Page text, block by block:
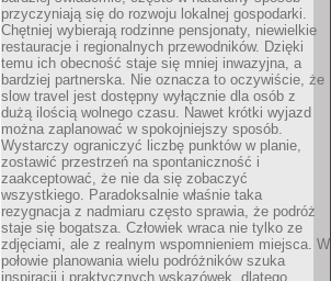
przyczyniają się do rozwoju lokalnej gospodarki.
Chętniej wybierają rodzinne pensjonaty, niewielkie
restauracje i regionalnych przewodników. Dzięki
temu ich obecność staje się mniej inwazyjna, a
bardziej partnerska. Nie oznacza to oczywiście, że
slow travel jest dostępny wyłącznie dla osób z
dużą ilością wolnego czasu. Nawet krótki wyjazd
można zaplanować w spokojniejszy sposób.
Wystarczy ograniczyć liczbę punktów w planie,
zostawić przestrzeń na spontaniczność i
zaakceptować, że nie da się zobaczyć
wszystkiego. Paradoksalnie właśnie taka
rezygnacja z nadmiaru często sprawia, że podróż
staje się bogatsza. Człowiek wraca nie tylko ze
zdjęciami, ale z realnym wspomnieniem miejsca. W
połowie planowania wielu podróżników szuka
inspiracji i praktycznych wskazówek, dlatego